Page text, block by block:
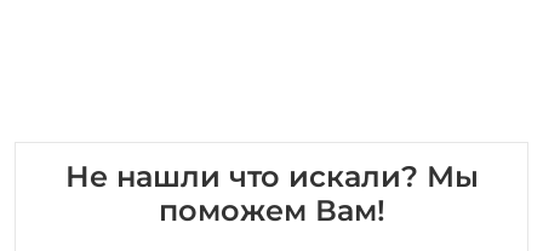
Не нашли что искали? Мы
поможем Вам!